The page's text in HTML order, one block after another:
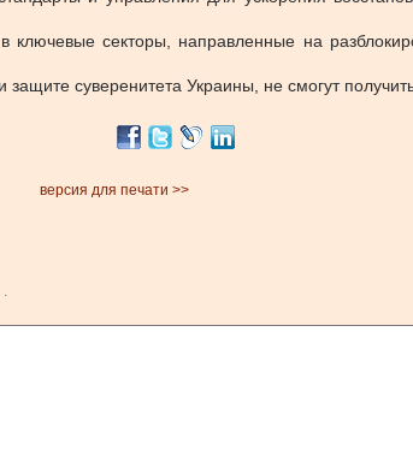
секторы, направленные на
суверенитета Украины, не смогут
версия для печати >>
.